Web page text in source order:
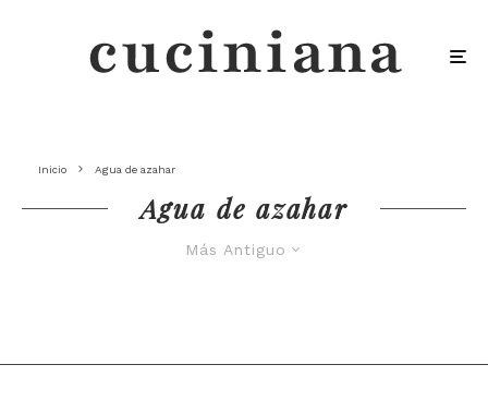
Inicio Agua de azahar
Agua de azahar
Más Antiguo